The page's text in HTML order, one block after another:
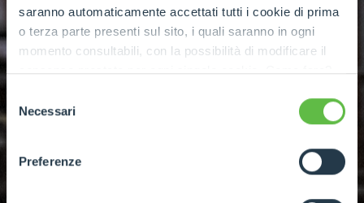
saranno automaticamente accettati tutti i cookie di prima
o terza parte presenti sul sito, i quali saranno in ogni
momento consultabili, con la possibilità di modificare il
consenso prestato per ogni singolo cookie. Come fare?
ogni pagina, selezionare "Modifichi il suo consenso" e
dell'informativa completa nel footer presente in ogni
pagina. Per esercitare i diritti riconosciuti all'interessato ai
delNecessari
Preferenze
NEW RANGE OF MERLO ROTATING VEHICLES
New ROTO
offer greater load capacity at the same height,
optimising performance for work at height and
in the most demanding applications.